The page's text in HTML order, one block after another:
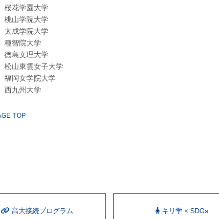
桜花学園大学
桃山学院大学
太成学院大学
種智院大学
徳島文理大学
松山東雲女子大学
福岡女学院大学
西九州大学
TOP
⾼⼤接続プログラム キリ学 × SDGs